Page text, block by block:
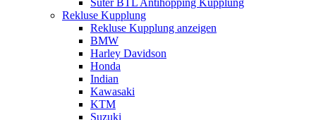
Suter BTL Antihopping Kupplung
Rekluse Kupplung
Rekluse Kupplung anzeigen
BMW
Harley Davidson
Honda
Indian
Kawasaki
KTM
Suzuki